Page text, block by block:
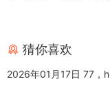
猜你喜欢
2026年01月17日 77，